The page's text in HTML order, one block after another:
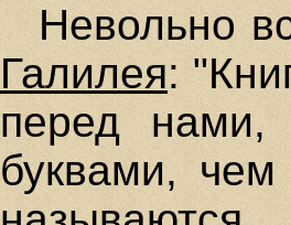
Невольно
Галилея:
перед нами,
буквами,